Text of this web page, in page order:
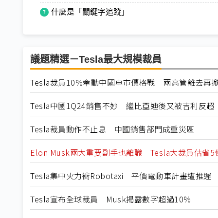
什麼是「關鍵字追蹤」
議題精選－Tesla最大規模裁員
Tesla裁員10%牽動中國車市價格戰 兩高管離去再
Tesla中國1Q24銷售不妙 繼比亞迪後又被吉利反超
Tesla裁員動作不止息 中國銷售部門成重災區
Elon Musk兩大重要副手也離職 Tesla大裁員估省5
Tesla集中火力衝Robotaxi 平價電動車計畫遭推遲
Tesla宣布全球裁員 Musk揭露數字超過10%